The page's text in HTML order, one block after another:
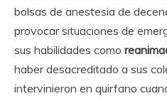
bolsas de anestesia de
provocar situaciones de
sus habilidades como
haber desacreditado a sus
intervinieron en quirfano